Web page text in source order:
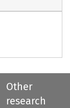
Other
research